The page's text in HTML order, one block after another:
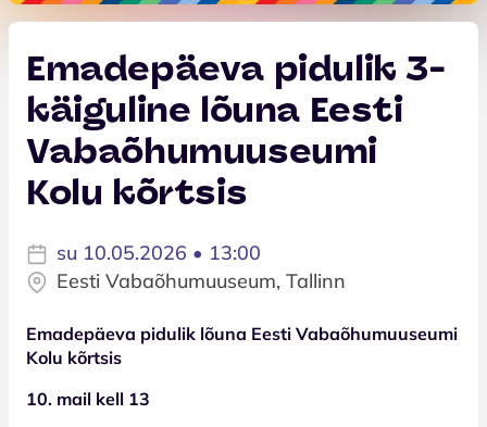
Emadepäeva pidulik 3-
käiguline lõuna Eesti
Vabaõhumuuseumi
Kolu kõrtsis
su 10.05.2026 • 13:00
Eesti Vabaõhumuuseum, Tallinn
Emadepäeva pidulik lõuna Eesti Vabaõhumuuseumi
Kolu kõrtsis
10. mail kell 13